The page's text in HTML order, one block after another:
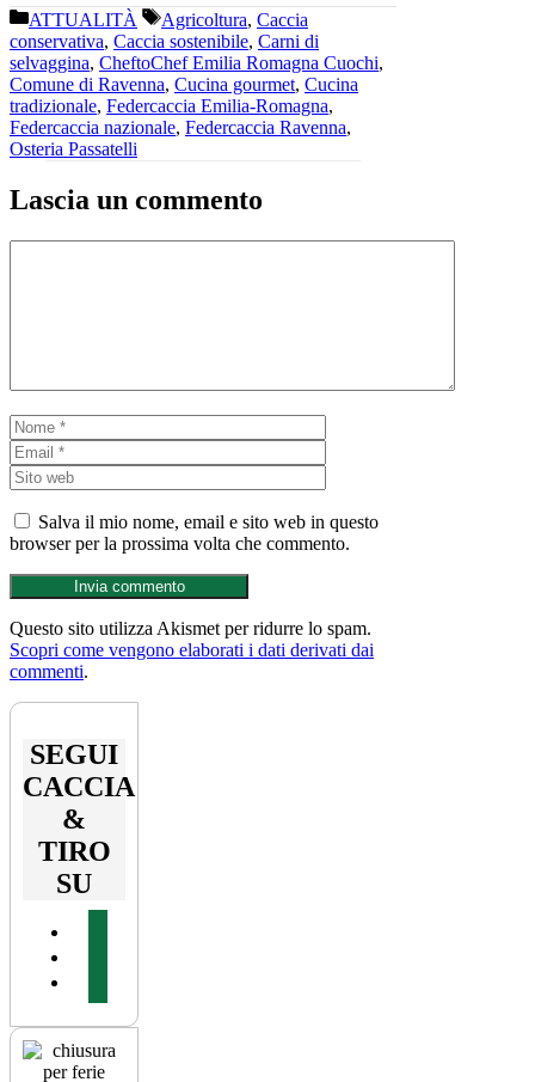
Categorie
ATTUALITÀ Tag
Agricoltura, Caccia
conservativa, Caccia sostenibile, Carni di
selvaggina, CheftoChef Emilia Romagna Cuochi,
Comune di Ravenna, Cucina gourmet, Cucina
tradizionale, Federcaccia Emilia-Romagna,
Federcaccia nazionale, Federcaccia Ravenna,
Osteria Passatelli
Lascia un commento
Nome
Salva il mio nome, email e sito web in questo
browser per la prossima volta che commento.
Questo sito utilizza Akismet per ridurre lo spam.
Scopri come vengono elaborati i dati derivati dai
commenti.
SEGUI
CACCIA
&
TIRO
SU